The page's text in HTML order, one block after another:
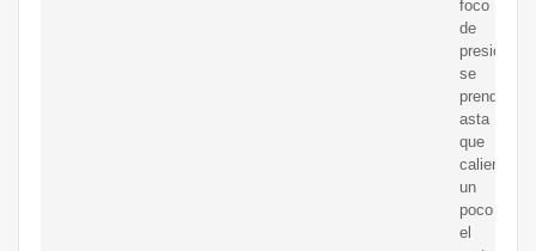
foco
de
presión
se
prende
asta
que
calienta
un
poco
el